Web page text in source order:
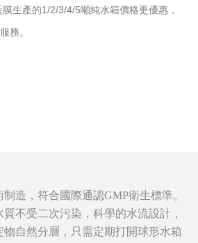
生產的1/2/3/4/5噸純水箱價格更優惠，
務。
造，符合國際通認GMP衛生標準。
不受二次污染，科學的水流設計，
自然分層，只需定期打開球形水箱